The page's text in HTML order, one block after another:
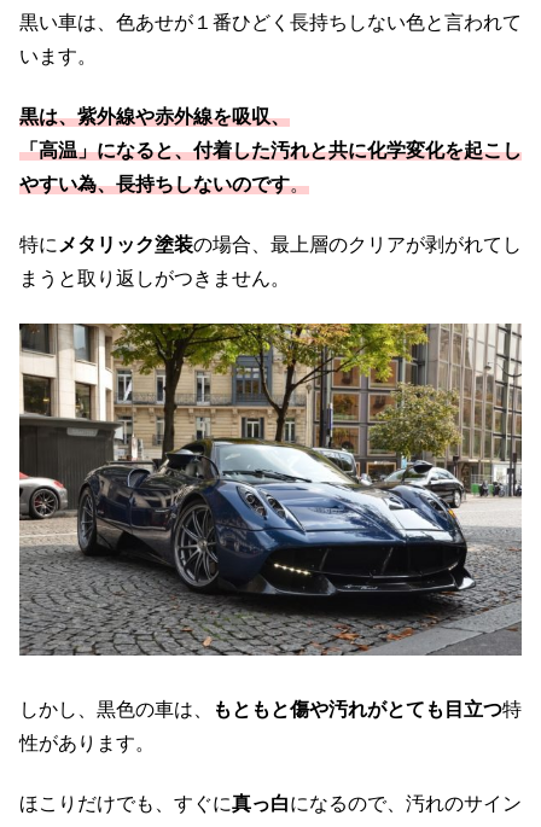
黒い車は、色あせが１番ひどく長持ちしない色と言われて
います。
黒は、紫外線や赤外線を吸収、
「高温」になると、付着した汚れと共に化学変化を起こし
やすい為、長持ちしないのです。
特に メタリック塗装の場合、最上層のクリアが剥がれてし
まうと取り返しがつきません。
しかし、黒色の車は、 もともと傷や汚れがとても目立つ特
性があります。
ほこりだけでも、すぐに真っ白になるので、汚れのサイン